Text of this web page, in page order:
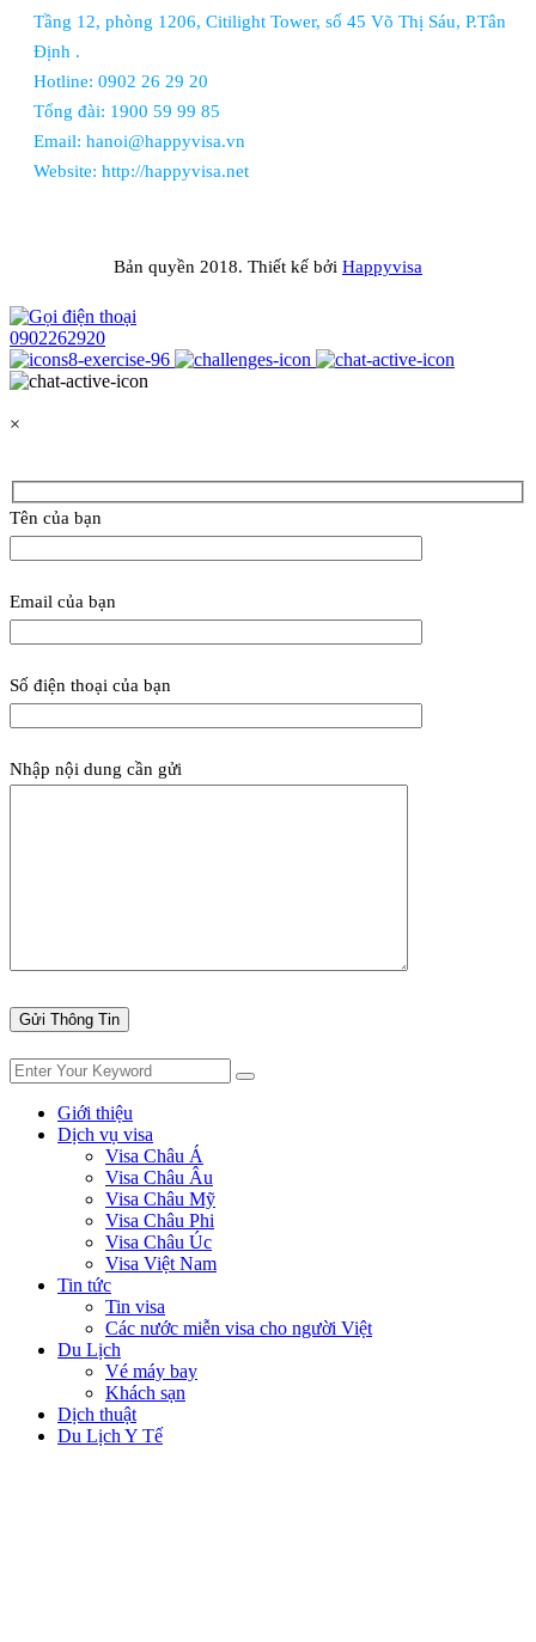
Tầng 12, phòng 1206, Citilight Tower, số 45 Võ Thị Sáu, P.Tân
Định .
Hotline: 0902 26 29 20
Tổng đài: 1900 59 99 85
Email: hanoi@happyvisa.vn
Website: http://happyvisa.net
Bản quyền 2018. Thiết kế bởi Happyvisa
0902262920
×
Tên của bạn
Email của bạn
Số điện thoại của bạn
Nhập nội dung cần gửi
Giới thiệu
Dịch vụ visa
Visa Châu Á
Visa Châu Âu
Visa Châu Mỹ
Visa Châu Phi
Visa Châu Úc
Visa Việt Nam
Tin tức
Tin visa
Các nước miễn visa cho người Việt
Du Lịch
Vé máy bay
Khách sạn
Dịch thuật
Du Lịch Y Tế